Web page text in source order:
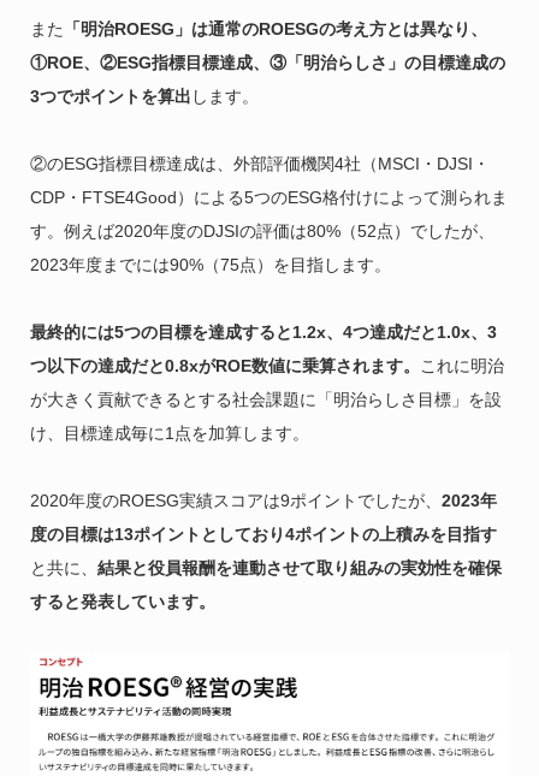
また
「明治ROESG」は通常のROESGの考え方とは異なり、
①ROE、②ESG指標目標達成、③「明治らしさ」の目標達成の
3つでポイントを算出 します。
②のESG指標目標達成は、外部評価機関4社（MSCI・DJSI・
CDP・FTSE4Good）による5つのESG格付けによって測られま
す。例えば2020年度のDJSIの評価は80%（52点）でしたが、
2023年度までには90%（75点）を目指します。
最終的には5つの目標を達成すると1.2x、4つ達成だと1.0x、3
つ以下の達成だと0.8xがROE数値に乗算されます。
これに明治
が大きく貢献できるとする社会課題に「明治らしさ目標」を設
け、目標達成毎に1点を加算します。
2020年度のROESG実績スコアは9ポイントでしたが、 2023年
度の目標は13ポイントとしており4ポイントの上積みを目指す
と共に、 結果と役員報酬を連動させて取り組みの実効性を確保
すると発表しています。